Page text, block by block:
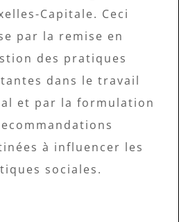
Capitale. Ceci
par la remise en
des pratiques
dans le travail
et par la formulation
à influencer les
sociales.